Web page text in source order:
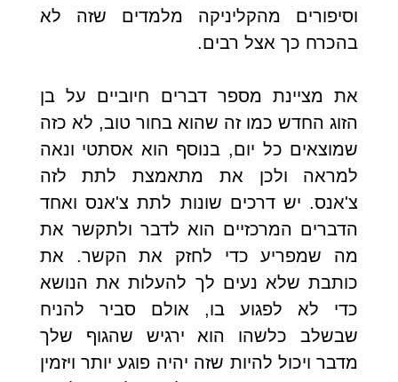
וסיפורים מהקליניקה מלמדים שזה לא
בהכרח כך אצל רבים.
את מציינת מספר דברים חיוביים על בן
הזוג החדש כמו זה שהוא בחור טוב, לא כזה
שמוצאים כל יום, בנוסף הוא אסתטי ונאה
למראה ולכן את מתאמצת לתת לזה
צ'אנס. יש דרכים שונות לתת צ'אנס ואחד
הדברים המרכזיים הוא לדבר ולתקשר את
מה שמפריע כדי לחזק את הקשר. את
כותבת שלא נעים לך להעלות את הנושא
כדי לא לפגוע בו, אולם סביר להניח
שבשלב כלשהו הוא ירגיש שהגוף שלך
מדבר ויכול להיות שזה יהיה פוגע יותר ויזמין